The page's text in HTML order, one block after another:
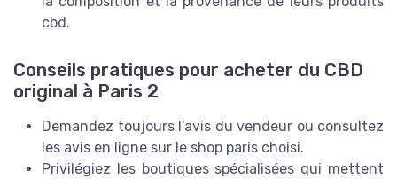
cbd.
Conseils pratiques pour acheter du CBD
original à Paris 2
Demandez toujours l’avis du vendeur ou consultez
les avis en ligne sur le shop paris choisi.
Privilégiez les boutiques spécialisées qui mettent